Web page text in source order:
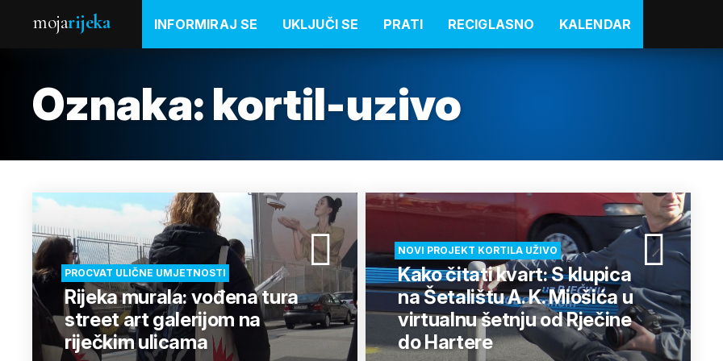
mojarijeka INFORMIRAJ SE UKLJUČI SE PRATI RECIGLASNO KALENDAR
Oznaka: kortil-uzivo
PROCVAT ULIČNE UMJETNOSTI
Rijeka murala: vođena tura
street art galerijom na
riječkim ulicama
NOVI PROJEKT KORTILA UŽIVO
Kako čitati kvart: S klupica
na Šetalištu A. K. Miošića u
virtualnu šetnju od Rječine
do Hartere